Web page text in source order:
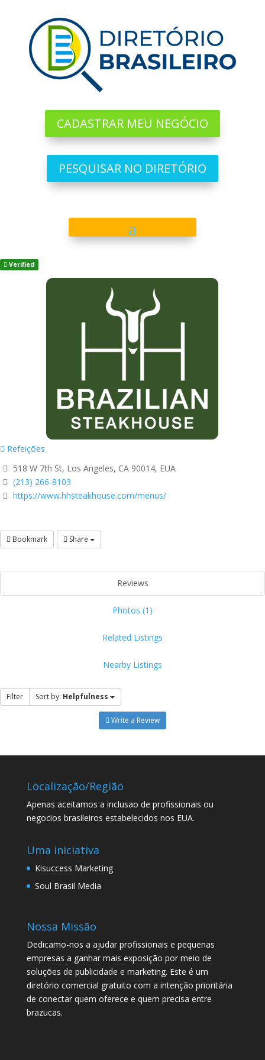
CADASTRAR MEU NEGÓCIO
PESQUISAR NO DIRETÓRIO
Verified
Refeições
518 W 7th St, Los Angeles, CA 90014, EUA
(213) 266-8103
https://www.hhsteakhouse.com/menus/
Bookmark Share
Reviews
Photos (1)
Related Listings
Nearby Listings
Filter Sort by: Helpfulness
Write a Review
Localização/Região
Apenas aceitamos a inclusao de profissionais ou
negocios brasileiros estabelecidos nos EUA.
Uma iniciativa
Kisuccess Marketing
Soul Brasil Media
Nossa Missão
Dedicamo-nos a ajudar profissionais e pequenas
empresas a ganhar mais exposição por meio de
soluções de publicidade e marketing. Este é um
diretório comercial gratuito com a intenção prioritária
de conectar quem oferece e quem precisa entre
brazucas.